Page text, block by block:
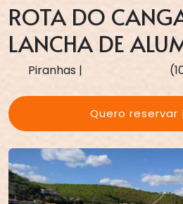
ROTA DO
LANCHA DE
Piranhas |
Quero reservar